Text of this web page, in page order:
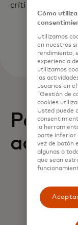
críticos.
Cómo
Utilizamos
en nuestros
rendimiento,
experiencia
utilizamos
las
usuarios en
“Gestión de
cookies
Usted puede
la
parte inferior
vez de botón
algunas o
que sean